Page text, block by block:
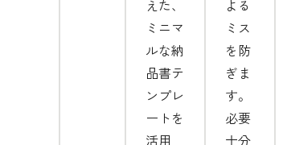
えた、
ミニマ
ルな納
品書テ
ンプレ
ートを
活用
よる
ミス
を防
ぎま
す。
必要
十分